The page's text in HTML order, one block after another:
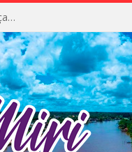
Igarapé-Miri conquista o melhor IDEB do Baixo Tocantins e avança na qualidade da educação pública